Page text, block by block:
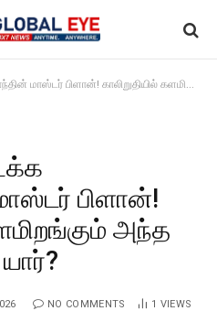
காலிறுதியில் களமிறங்கும் அந்த ‘ரகசிய ஆயுதம்’ யார்?
பிளான்!
அந்த
NO COMMENTS 1 VIEWS